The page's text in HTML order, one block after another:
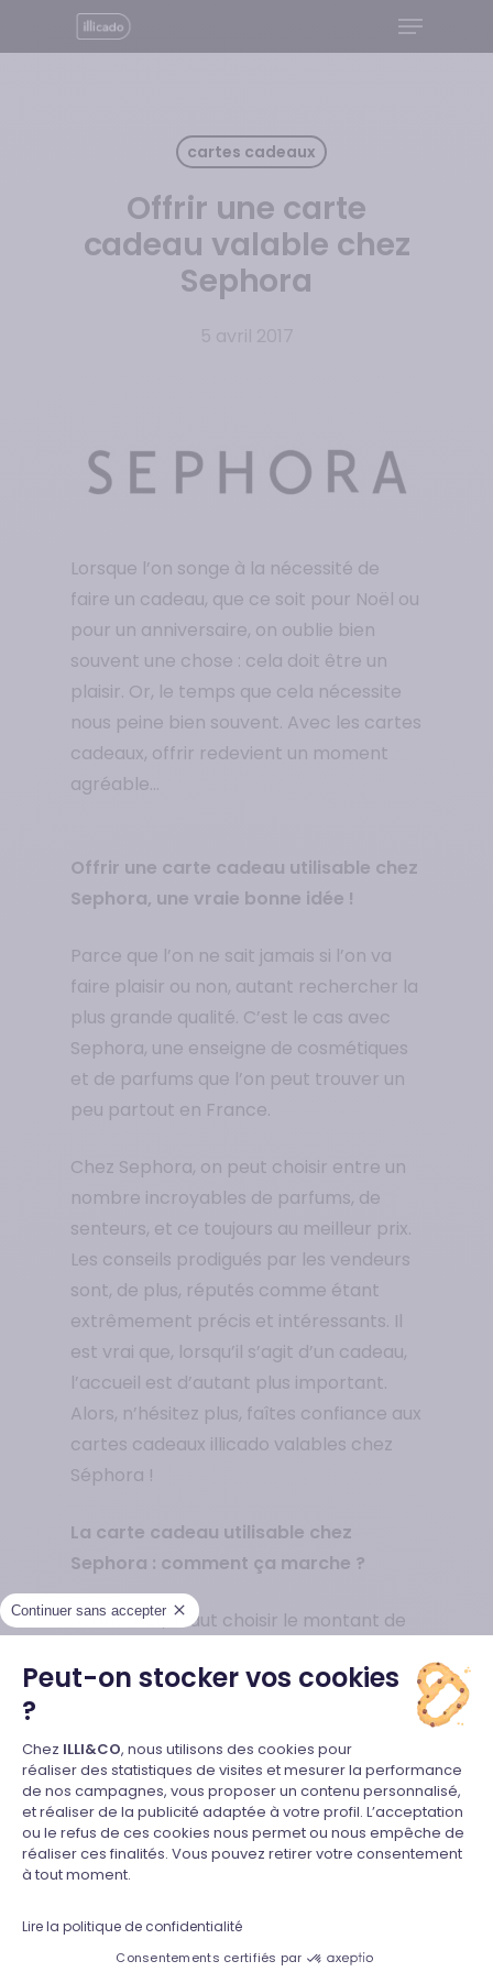
Continuer sans accepter
Peut-on stocker vos cookies
?
Plateforme de Gestion du
Chez ILLI&CO, nous utilisons des cookies pour
réaliser des statistiques de visites et mesurer la performance
de nos campagnes, vous proposer un contenu personnalisé,
et réaliser de la publicité adaptée à votre profil. L’acceptation
ou le refus de ces cookies nous permet ou nous empêche de
réaliser ces finalités. Vous pouvez retirer votre consentement
à tout moment.
Lire la politique de confidentialité
Consentements certifiés par
Axeptio consent
Menu
cartes cadeaux
Offrir une carte
cadeau valable chez
Sephora
Lorsque l’on songe à la nécessité de
faire un cadeau, que ce soit pour Noël ou
pour un anniversaire, on oublie bien
souvent une chose : cela doit être un
plaisir. Or, le temps que cela nécessite
nous peine bien souvent. Avec les cartes
cadeaux, offrir redevient un moment
agréable…
Offrir une carte cadeau utilisable chez
Sephora, une vraie bonne idée !
Parce que l’on ne sait jamais si l’on va
faire plaisir ou non, autant rechercher la
plus grande qualité. C’est le cas avec
Sephora, une enseigne de cosmétiques
et de parfums que l’on peut trouver un
peu partout en France.
Chez Sephora, on peut choisir entre un
nombre incroyables de parfums, de
senteurs, et ce toujours au meilleur prix.
Les conseils prodigués par les vendeurs
sont, de plus, réputés comme étant
extrêmement précis et intéressants. Il
est vrai que, lorsqu’il s’agit d’un cadeau,
l’accueil est d’autant plus important.
Alors, n’hésitez plus, faîtes confiance aux
cartes cadeaux illicado valables chez
Séphora !
La carte cadeau utilisable chez
Sephora : comment ça marche ?
Avant tout, il faut choisir le montant de
Généralement, les utilisateurs de ce
compris entre 15 et 250 euros. Dès lors
que l’on a choisi, il suffit de se rendre sur
le site www.illicado.com et d’acheter
une carte cadeau.
utilisateur devra se rendre chez Sephora
pour choisir son cadeau et profiter du